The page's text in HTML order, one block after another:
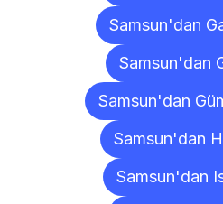
Samsun'dan
Samsun'dan
Samsun'dan
Samsun'dan
Samsun'dan